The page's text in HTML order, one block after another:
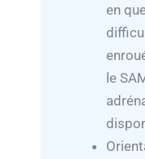
en
le